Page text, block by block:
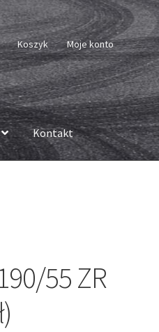
Koszyk Moje konto
Kontakt
55 ZR